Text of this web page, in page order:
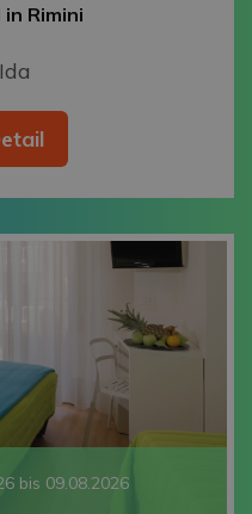
Rimini
bis 09.08.2026